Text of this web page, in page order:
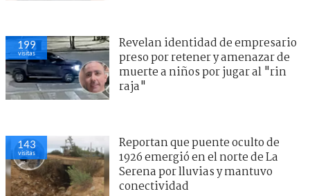
199
visitas
Revelan identidad de empresario
preso por retener y amenazar de
muerte a niños por jugar al "rin
raja"
143
visitas
Reportan que puente oculto de
1926 emergió en el norte de La
Serena por lluvias y mantuvo
conectividad